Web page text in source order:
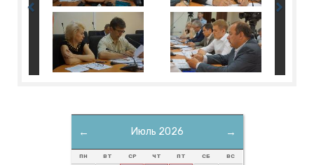
← →
Июль 2026
ПН ВТ СР ЧТ ПТ СБ ВС